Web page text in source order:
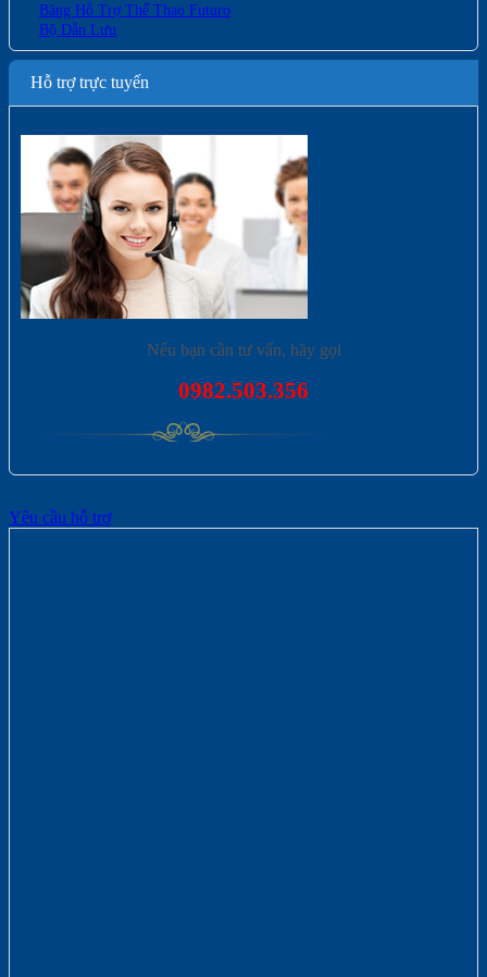
Băng Hỗ Trợ Thể Thao Futuro
Bộ Dẫn Lưu
Hỗ trợ trực tuyến
Nếu bạn cần tư vấn, hãy gọi
0982.503.356
Yêu cầu hỗ trợ